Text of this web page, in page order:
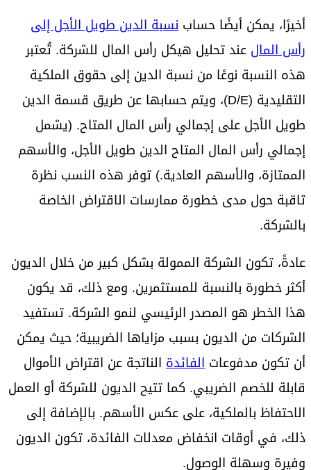
أخيرًا، يمكن أيضًا حساب نسبة الدين طويل الأجل إلى
رأس المال عند تحليل هيكل رأس المال للشركة. تُعتبر
هذه النسبة نوعًا من نسبة الدين إلى حقوق الملكية
التقليدية (D/E)، ويتم حسابها عن طريق قسمة الدين
طويل الأجل على إجمالي رأس المال المتاح. (يشمل
إجمالي رأس المال المتاح الدين طويل الأجل، والأسهم
الممتازة، والأسهم العادية.) توفر هذه النسب نظرة
ثاقبة حول مدى خطورة ممارسات الاقتراض الخاصة
بالشركة.
عادةً، تكون الشركة الممولة بشكل كبير من خلال الديون
أكثر خطورة بالنسبة للمستثمرين. ومع ذلك، قد يكون
هذا الخطر هو المصدر الرئيسي لنمو الشركة. تستفيد
الشركات من الديون بسبب مزاياها الضريبية؛ حيث يمكن
أن تكون مدفوعات الفائدة الناتجة عن اقتراض الأموال
قابلة للخصم الضريبي. كما تتيح الديون للشركة أو العمل
الاحتفاظ بالملكية، على عكس الأسهم. بالإضافة إلى
ذلك، في أوقات انخفاض معدلات الفائدة، تكون الديون
وفيرة وسهلة الوصول.